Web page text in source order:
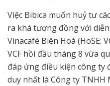
Việc Bibica muốn huỷ tư
ra khá tương đồng với
Vinacafé Biên Hoà (HoSE:
VCF hồi đầu tháng 8 vừa
đáp ứng điều kiện công ty
duy nhất là Công ty TNHH